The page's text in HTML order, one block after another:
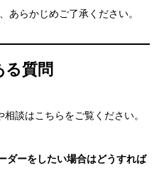
あらかじめご了承ください。
る質問
談はこちらをご覧ください。
ダーをしたい場合はどうすれば